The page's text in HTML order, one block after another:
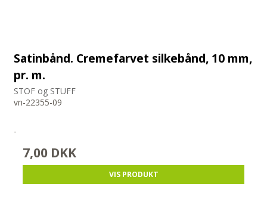
Satinbånd. Cremefarvet silkebånd, 10 mm,
pr. m.
STOF og STUFF
vn-22355-09
-
7,00 DKK
VIS PRODUKT